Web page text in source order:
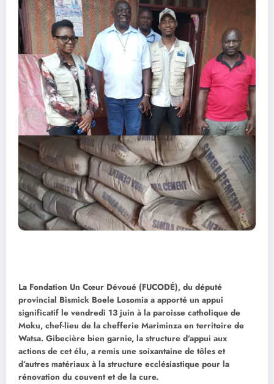
La Fondation Un Cœur Dévoué (FUCODÉ), du député
provincial Bismick Boele Losomia a apporté un appui
significatif le vendredi 13 juin à la paroisse catholique de
Moku, chef-lieu de la chefferie Mariminza en territoire de
Watsa. Gibecière bien garnie, la structure d’appui aux
actions de cet élu, a remis une soixantaine de tôles et
d’autres matériaux à la structure ecclésiastique pour la
rénovation du couvent et de la cure.